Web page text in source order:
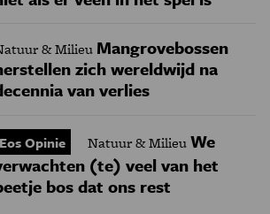
& Milieu Mangrovebossen
zich wereldwijd na
van verlies
Eos Opinie Natuur & MilieuWe
(te) veel van het
bos dat ons rest